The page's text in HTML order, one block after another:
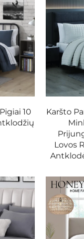
10
Karšto
Lovos